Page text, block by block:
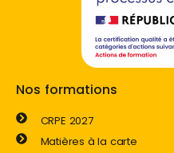
Nos formations
CRPE 2027
Matières à la carte